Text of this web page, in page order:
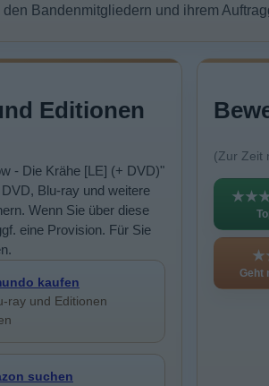
Bandenmitgliedern und ihrem
Editionen
- Die Krähe [LE] (+ DVD)"
Blu-ray und weitere
Wenn Sie über diese
eine Provision. Für Sie
kaufen
ray und Editionen
suchen
(Zur Zeit
Geht